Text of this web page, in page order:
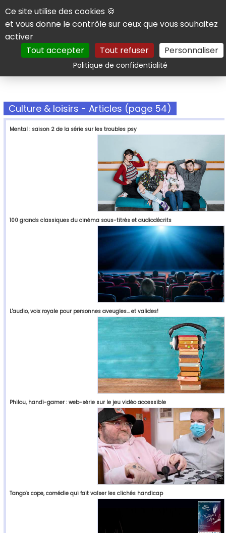
Panneau de gestion des cookies
Ce site utilise des cookies 🍪
et vous donne le contrôle sur ceux que vous souhaitez
activer
Tout accepter
Tout refuser Personnaliser
Politique de confidentialitéRechercher
Culture & loisirs - Articles (page 54)
Mental : saison 2 de la série sur les troubles psy
100 grands classiques du cinéma sous-titrés et audiodécrits
L'audio, voix royale pour personnes aveugles... et valides!
Philou, handi-gamer : web-série sur le jeu vidéo accessible
Tango's cope, comédie qui fait valser les clichés handicap